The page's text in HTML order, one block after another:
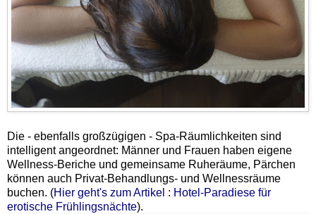
Die - ebenfalls großzügigen - Spa-Räumlichkeiten sind
intelligent angeordnet: Männer und Frauen haben eigene
Wellness-Beriche und gemeinsame Ruheräume, Pärchen
können auch Privat-Behandlungs- und Wellnessräume
buchen. (Hier geht's zum Artikel : Hotel-Paradiese für
erotische Frühlingsnächte).